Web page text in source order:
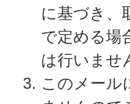
に基づき、
で定める場
は行いませ
このメール